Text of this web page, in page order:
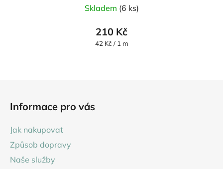
Skladem (6 ks)
210 Kč
Měrná
42 Kč / 1 m
Informace pro vás
Jak nakupovat
Způsob dopravy
Naše služby